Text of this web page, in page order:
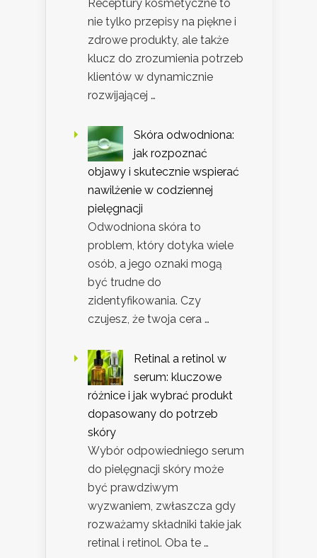
Receptury kosmetyczne to
nie tylko przepisy na piękne i
zdrowe produkty, ale także
klucz do zrozumienia potrzeb
klientów w dynamicznie
rozwijającej …
Skóra odwodniona:
jak rozpoznać
objawy i skutecznie wspierać
nawilżenie w codziennej
pielęgnacji
Odwodniona skóra to
problem, który dotyka wiele
osób, a jego oznaki mogą
być trudne do
zidentyfikowania. Czy
czujesz, że twoja cera …
Retinal a retinol w
serum: kluczowe
różnice i jak wybrać produkt
dopasowany do potrzeb
skóry
Wybór odpowiedniego serum
do pielęgnacji skóry może
być prawdziwym
wyzwaniem, zwłaszcza gdy
rozważamy składniki takie jak
retinal i retinol. Oba te …